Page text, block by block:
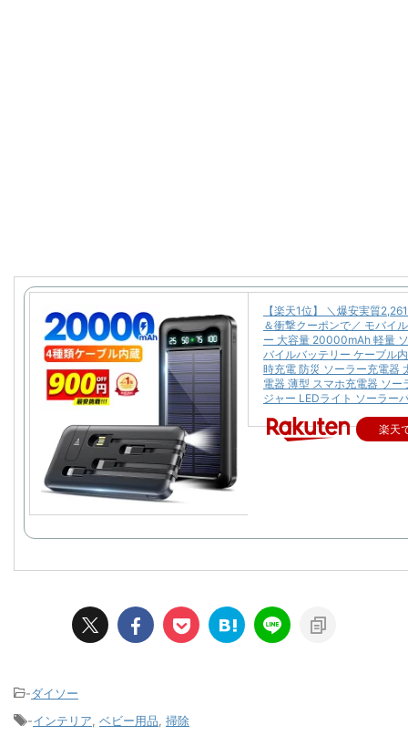
【楽天1位】 ＼爆安実質
＆衝撃クーポンで／ モバイ
ー 大容量 20000mAh 軽量
バイルバッテリー ケーブル
時充電 防災 ソーラー充電器
電器 薄型 スマホ充電器 ソー
ジャー LEDライト ソーラー
楽天
-ダイソー
-インテリア ベビー用品 掃除